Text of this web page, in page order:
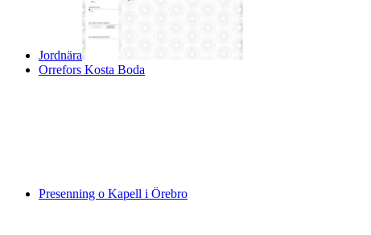
Jordnära
Orrefors Kosta Boda
Presenning o Kapell i Örebro